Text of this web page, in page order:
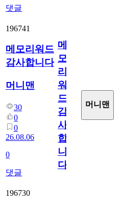
댓글
196741
메모리워드
감사합니다
머니맨
30
0
0
26.08.06
0
댓글
메
모
리
워
드
감
사
합
니
다
머니맨
196730